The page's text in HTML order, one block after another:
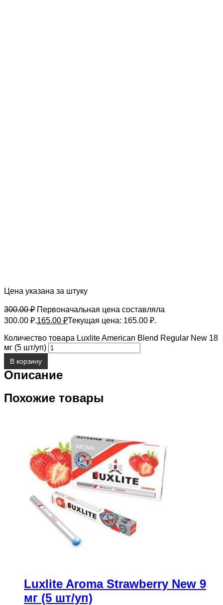
Цена указана за штуку
300.00₽ Первоначальная цена составляла
300.00 ₽.165.00 ₽Текущая цена: 165.00 ₽.
Количество товара Luxlite American Blend Regular New 18
мг (5 шт/уп)
В корзину
Описание
Похожие товары
Luxlite Aroma Strawberry New 9
мг (5 шт/уп)